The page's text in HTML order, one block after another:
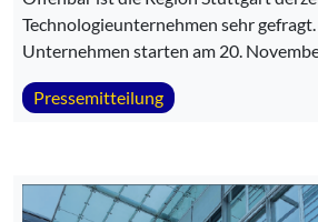
Technologieunternehmen sehr
Unternehmen starten am 20.
Pressemitteilung